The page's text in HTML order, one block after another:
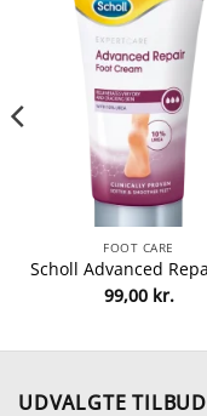
FOOT CARE
99,00 kr.
UDVALGTE TILBUD